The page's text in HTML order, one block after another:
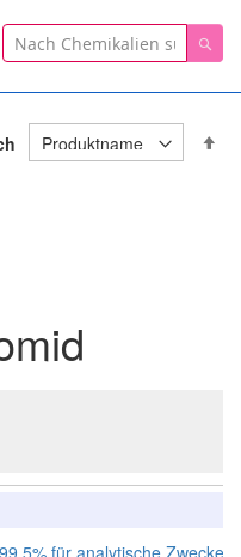
Suche
für analytische Zwecke